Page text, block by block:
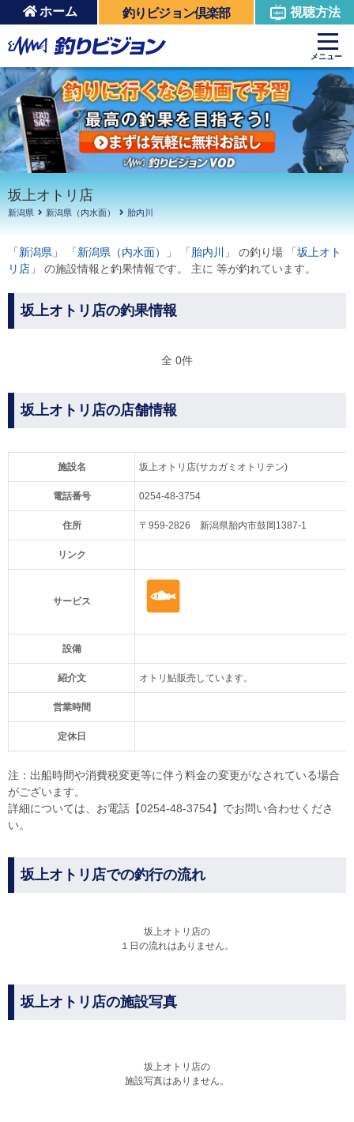
ホーム 釣りビジョン倶楽部 視聴方法
メニュー
坂上オトリ店
新潟県 新潟県（内水面） 胎内川
「 新潟県 」 「 新潟県（内水面） 」 「 胎内川 」 の釣り場 「 坂上オト
リ店 」 の施設情報と釣果情報です。 主に 等が釣れています。
坂上オトリ店の釣果情報
全 0件
坂上オトリ店の店舗情報
施設名 坂上オトリ店(サカガミオトリテン)
電話番号 0254-48-3754
住所 〒959-2826 新潟県胎内市鼓岡1387-1
リンク
サービス
設備
紹介文 オトリ鮎販売しています。
営業時間
定休日
注：出船時間や消費税変更等に伴う料金の変更がなされている場合
がございます。
詳細については、お電話【0254-48-3754】でお問い合わせくださ
い。
坂上オトリ店での釣行の流れ
坂上オトリ店の
１日の流れはありません。
坂上オトリ店の施設写真
坂上オトリ店の
施設写真はありません。
周辺の施設を見る